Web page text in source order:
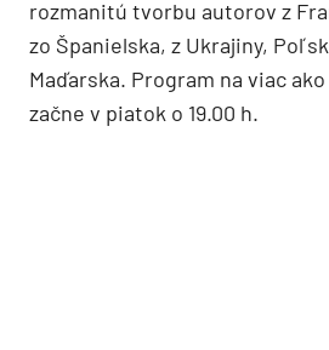
rozmanitú tvorbu autorov z
zo Španielska, z Ukrajiny,
Maďarska. Program na viac
začne v piatok o 19.00 h.